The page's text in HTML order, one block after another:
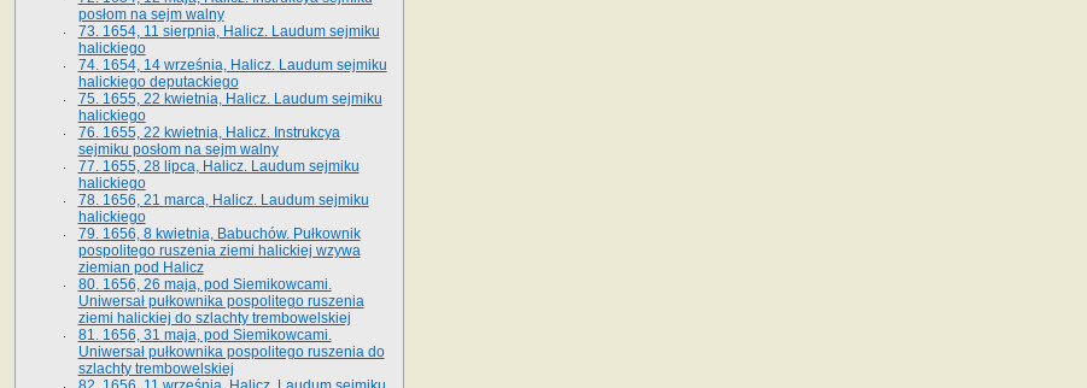
posłom na sejm walny
73. 1654, 11 sierpnia, Halicz. Laudum sejmiku
halickiego
74. 1654, 14 września, Halicz. Laudum sejmiku
halickiego deputackiego
75. 1655, 22 kwietnia, Halicz. Laudum sejmiku
halickiego
76. 1655, 22 kwietnia, Halicz. Instrukcya
sejmiku posłom na sejm walny
77. 1655, 28 lipca, Halicz. Laudum sejmiku
halickiego
78. 1656, 21 marca, Halicz. Laudum sejmiku
halickiego
79. 1656, 8 kwietnia, Babuchów. Pułkownik
pospolitego ruszenia ziemi halickiej wzywa
ziemian pod Halicz
80. 1656, 26 maja, pod Siemikowcami.
Uniwersał pułkownika pospolitego ruszenia
ziemi halickiej do szlachty trembowelskiej
81. 1656, 31 maja, pod Siemikowcami.
Uniwersał pułkownika pospolitego ruszenia do
szlachty trembowelskiej